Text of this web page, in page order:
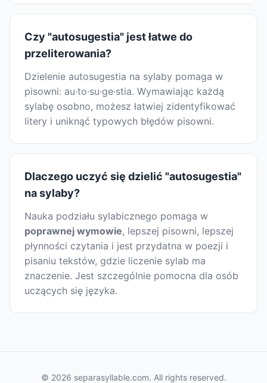
Czy "autosugestia" jest łatwe do
przeliterowania?
Dzielenie autosugestia na sylaby pomaga w
pisowni: au·to·su·ge·stia. Wymawiając każdą
sylabę osobno, możesz łatwiej zidentyfikować
litery i uniknąć typowych błędów pisowni.
Dlaczego uczyć się dzielić "autosugestia"
na sylaby?
Nauka podziału sylabicznego pomaga w
poprawnej wymowie, lepszej pisowni, lepszej
płynności czytania i jest przydatna w poezji i
pisaniu tekstów, gdzie liczenie sylab ma
znaczenie. Jest szczególnie pomocna dla osób
uczących się języka.
© 2026 separasyllable.com. All rights reserved.